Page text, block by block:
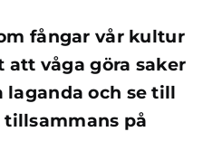
fångar vår kultur
att våga göra saker
laganda och se till
på